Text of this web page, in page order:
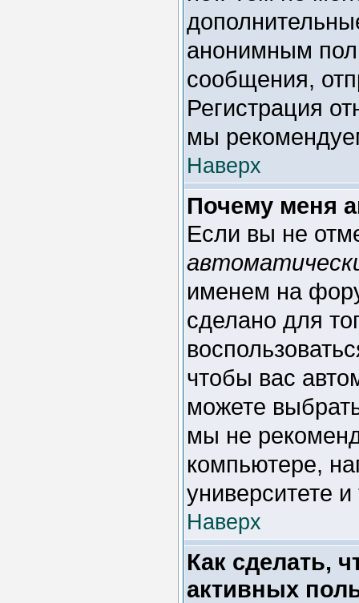
анонимным
сообщения,
Регистрация
мы
Наверх
Почему меня
Если вы не
именем на
сделано для
чтобы вас
можете
мы не
компьютере,
университете и
Наверх
Как сделать,
активных